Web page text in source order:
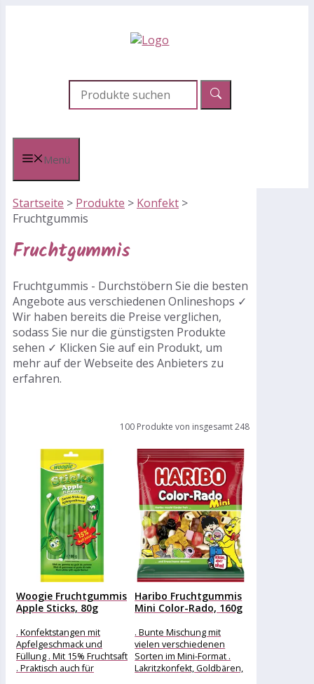
Menü
Startseite > Produkte > Konfekt >
Fruchtgummis
Fruchtgummis
Fruchtgummis - Durchstöbern Sie die besten
Angebote aus verschiedenen Onlineshops ✓
Wir haben bereits die Preise verglichen,
sodass Sie nur die günstigsten Produkte
sehen ✓ Klicken Sie auf ein Produkt, um
mehr auf der Webseite des Anbieters zu
erfahren.
100 Produkte von insgesamt 248
Woogie Fruchtgummis
Apple Sticks, 80g
. Konfektstangen mit
Apfelgeschmack und
Füllung . Mit 15% Fruchtsaft
. Praktisch auch für
Haribo Fruchtgummis
Mini Color-Rado, 160g
. Bunte Mischung mit
vielen verschiedenen
Sorten im Mini-Format .
Lakritzkonfekt, Goldbären,